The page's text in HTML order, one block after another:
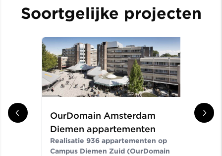
Soortgelijke projecten
OurDomain Amsterdam
Diemen appartementen
Realisatie 936 appartementen op
Campus Diemen Zuid (OurDomain